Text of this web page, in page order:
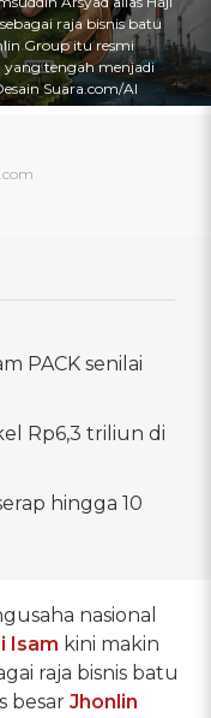
raja bisnis batu
Group itu resmi
yang tengah menjadi
Suara.com/AI
PACK senilai
Rp6,3 triliun di
hingga 10
nasional
Isam kini makin
raja bisnis batu
besar Jhonlin